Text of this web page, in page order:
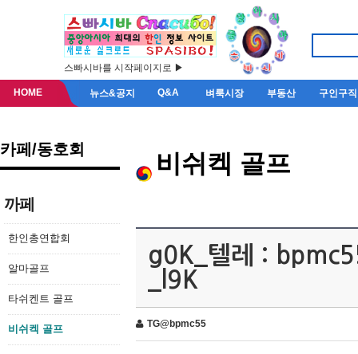
스빠시바를 시작페이지로 ▶
HOME 뉴스&공지 Q&A 벼룩시장 부동산 구인구직
카페/동호회
까페
한인총연합회
알마골프
타쉬켄트 골프
비쉬켁 골프
비쉬켁 골프
g0K_텔레 :
_l9K
TG@bpmc55